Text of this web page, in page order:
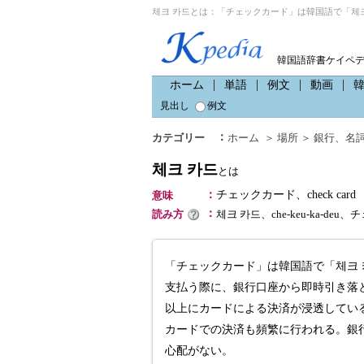
체크 카드とは：「チェックカード」は韓国語で「체
韓国語辞書ケイペ
ホーム 単語 例文 動画
見出し 例文
カテゴリー ： ホーム ＞ 場所 ＞ 銀行、 名
체크 카드とは
意味
： チェックカード、check card
読み方
： 체크 카드、che-keu-ka-deu、
「チェックカード」は韓国語で「체
支払う際に、銀行口座から即時引き
以上にカードによる決済が浸透してい
カードでの決済も頻繁に行われる。
心配がない。